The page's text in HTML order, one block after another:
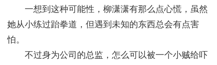
一想到这种可能性，柳潇潇有那么点心慌，虽然
她从小练过跆拳道，但遇到未知的东西总会有点害
怕。
不过身为公司的总监，怎么可以被一个小贼给吓